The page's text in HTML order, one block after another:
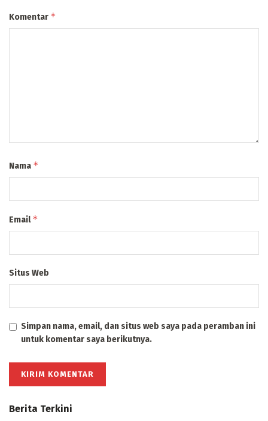
Komentar *
Nama *
Email*
Situs Web
Simpan nama, email, dan situs web saya pada peramban ini
untuk komentar saya berikutnya.
Berita Terkini